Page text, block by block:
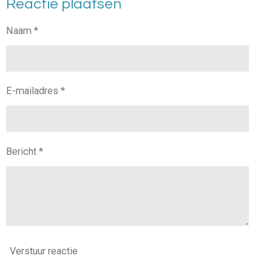
e
Reactie plaatsen
Naam *
E-mailadres *
Bericht *
Verstuur reactie